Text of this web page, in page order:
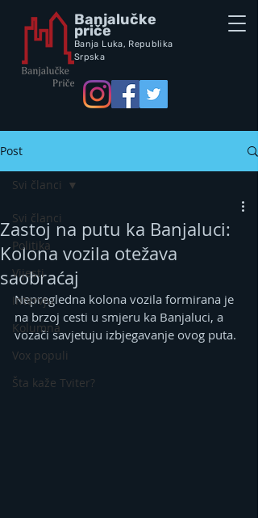
Banjalučke
priče
Banja Luka, Republika
Srpska
Post
Svi članci
Politika
Vijesti
Intervju
Kolumna
Vox populi
Šta kaže Tviter?
Svi članci
Zastoj na putu ka Banjaluci:
Kolona vozila otežava
saobraćaj
Nepregledna kolona vozila formirana je
na brzoj cesti u smjeru ka Banjaluci, a
vozači savjetuju izbjegavanje ovog puta.